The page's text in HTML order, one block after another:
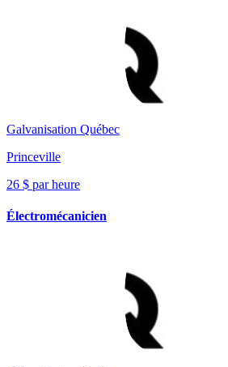
Galvanisation Québec
Princeville
26 $ par heure
Électromécanicien